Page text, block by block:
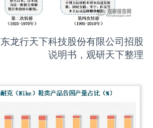
龙行天下科技股份有限公司招股
说明书，观研天下整理